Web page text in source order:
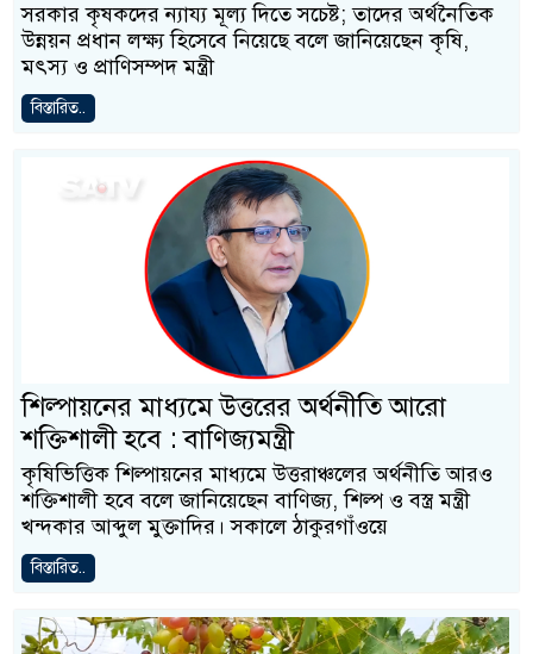
সরকার কৃষকদের ন্যায্য মূল্য দিতে সচেষ্ট; তাদের অর্থনৈতিক
উন্নয়ন প্রধান লক্ষ্য হিসেবে নিয়েছে বলে জানিয়েছেন কৃষি,
মৎস্য ও প্রাণিসম্পদ মন্ত্রী
বিস্তারিত..
শিল্পায়নের মাধ্যমে উত্তরের অর্থনীতি আরো
শক্তিশালী হবে : বাণিজ্যমন্ত্রী
কৃষিভিত্তিক শিল্পায়নের মাধ্যমে উত্তরাঞ্চলের অর্থনীতি আরও
শক্তিশালী হবে বলে জানিয়েছেন বাণিজ্য, শিল্প ও বস্ত্র মন্ত্রী
খন্দকার আব্দুল মুক্তাদির। সকালে ঠাকুরগাঁওয়ে
বিস্তারিত..